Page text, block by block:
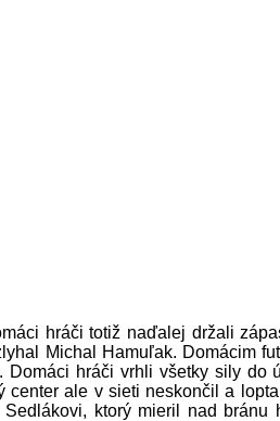
hráči totiž naďalej držali
Michal Hamuľak. Domácim
hráči vrhli všetky sily do
ale v sieti neskončil a
ktorý mieril nad